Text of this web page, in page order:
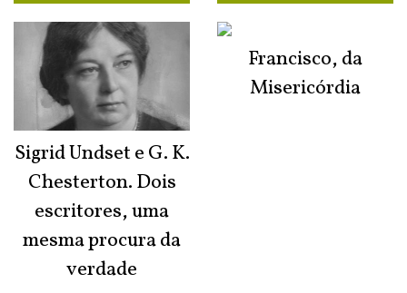
Sigrid Undset e G. K.
Chesterton. Dois
escritores, uma
mesma procura da
verdade
Francisco, da
Misericórdia